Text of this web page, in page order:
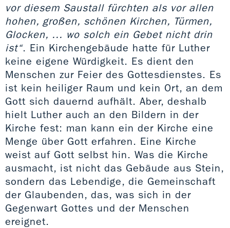
vor diesem Saustall fürchten als vor allen
hohen, großen, schönen Kirchen, Türmen,
Glocken, ... wo solch ein Gebet nicht drin
ist“. Ein Kirchengebäude hatte für Luther
keine eigene Würdigkeit. Es dient den
Menschen zur Feier des Gottesdienstes. Es
ist kein heiliger Raum und kein Ort, an dem
Gott sich dauernd aufhält. Aber, deshalb
hielt Luther auch an den Bildern in der
Kirche fest: man kann ein der Kirche eine
Menge über Gott erfahren. Eine Kirche
weist auf Gott selbst hin. Was die Kirche
ausmacht, ist nicht das Gebäude aus Stein,
sondern das Lebendige, die Gemeinschaft
der Glaubenden, das, was sich in der
Gegenwart Gottes und der Menschen
ereignet.